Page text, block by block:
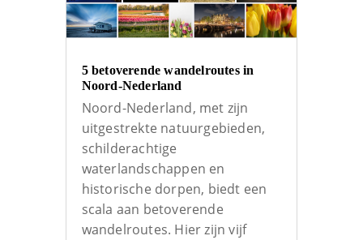
5 betoverende wandelroutes in
Noord-Nederland
Noord-Nederland, met zijn
uitgestrekte natuurgebieden,
schilderachtige
waterlandschappen en
historische dorpen, biedt een
scala aan betoverende
wandelroutes. Hier zijn vijf